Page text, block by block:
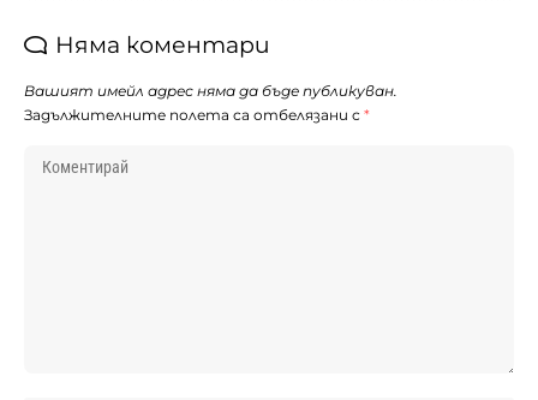
Няма коментари
Вашият имейл адрес няма да бъде публикуван.
Задължителните полета са отбелязани с *